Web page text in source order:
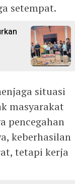
setempat.
situasi
masyarakat
pencegahan
keberhasilan
tetapi kerja